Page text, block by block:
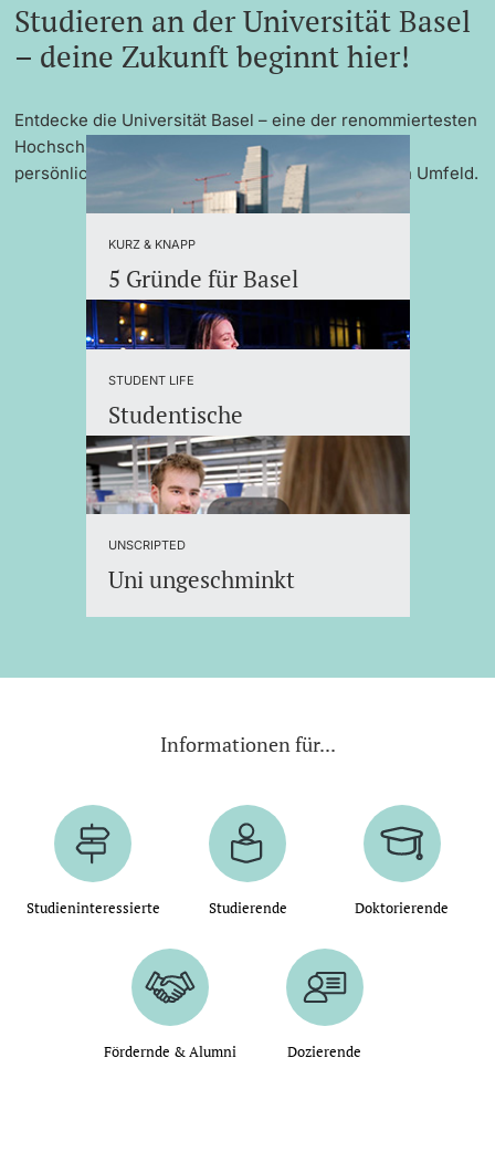
Studieren an der Universität Basel
– deine Zukunft beginnt hier!
Entdecke die Universität Basel – eine der renommiertesten
Hochschulen Europas mit exzellenter Forschung,
persönlicher Betreuung und einem internationalen Umfeld.
KURZ & KNAPP
5 Gründe für Basel
STUDENT LIFE
Studentische
Organisationen
UNSCRIPTED
Uni ungeschminkt
Informationen für...
Studieninteressierte Studierende Doktorierende
Fördernde & Alumni Dozierende